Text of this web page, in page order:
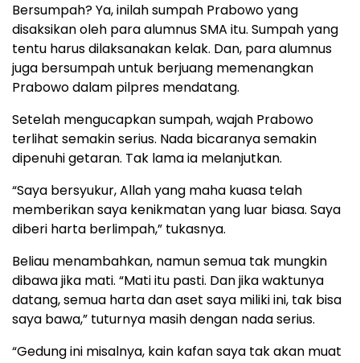
Bersumpah? Ya, inilah sumpah Prabowo yang
disaksikan oleh para alumnus SMA itu. Sumpah yang
tentu harus dilaksanakan kelak. Dan, para alumnus
juga bersumpah untuk berjuang memenangkan
Prabowo dalam pilpres mendatang.
Setelah mengucapkan sumpah, wajah Prabowo
terlihat semakin serius. Nada bicaranya semakin
dipenuhi getaran. Tak lama ia melanjutkan.
“Saya bersyukur, Allah yang maha kuasa telah
memberikan saya kenikmatan yang luar biasa. Saya
diberi harta berlimpah,” tukasnya.
Beliau menambahkan, namun semua tak mungkin
dibawa jika mati. “Mati itu pasti. Dan jika waktunya
datang, semua harta dan aset saya miliki ini, tak bisa
saya bawa,” tuturnya masih dengan nada serius.
“Gedung ini misalnya, kain kafan saya tak akan muat